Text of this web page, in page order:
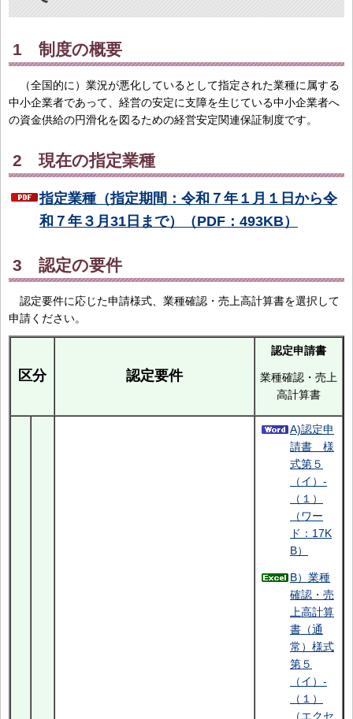
1 制度の概要
（全国的に）業況が悪化しているとして指定された業種に属する
中小企業者であって、経営の安定に支障を生じている中小企業者へ
の資金供給の円滑化を図るための経営安定関連保証制度です。
2 現在の指定業種
指定業種（指定期間：令和７年１月１日から令
和７年３月31日まで）（PDF：493KB）
3 認定の要件
認定要件に応じた申請様式、業種確認・売上高計算書を選択して
申請ください。
区分 認定要件
認定申請書
業種確認・売上
高計算書
A)認定申
請書 様
式第５
（イ）-
（１）
（ワー
ド：17K
B）
B）業種
確認・売
上高計算
書（通
常）様式
第５
（イ）-
（１）
（エクセ